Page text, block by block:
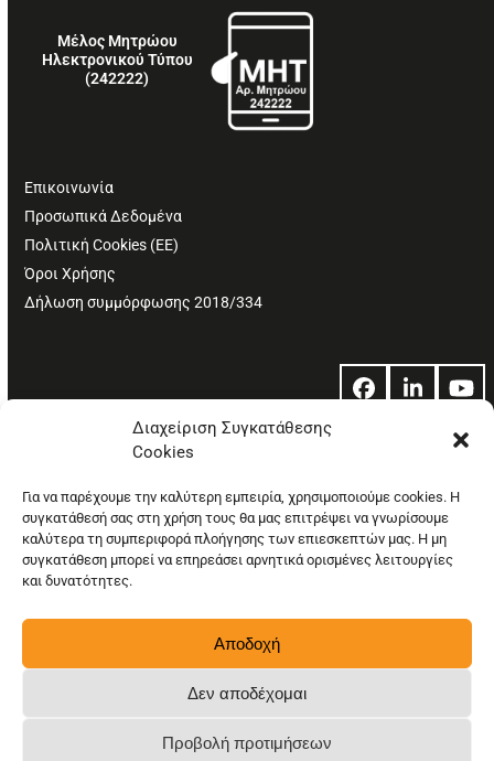
Διαχείριση Συγκατάθεσης
Cookies
Για να παρέχουμε την καλύτερη εμπειρία, χρησιμοποιούμε cookies. Η
συγκατάθεσή σας στη χρήση τους θα μας επιτρέψει να γνωρίσουμε
καλύτερα τη συμπεριφορά πλοήγησης των επιεσκεπτών μας. Η μη
συγκατάθεση μπορεί να επηρεάσει αρνητικά ορισμένες λειτουργίες
και δυνατότητες.
Αποδοχή
Δεν αποδέχομαι
Προβολή προτιμήσεων
Μέλος Μητρώου
Ηλεκτρονικού Τύπου
(242222)
Επικοινωνία
Προσωπικά Δεδομένα
Πολιτική Cookies (ΕΕ)
Όροι Χρήσης
Δήλωση συμμόρφωσης 2018/334
Facebook
LinkedIn
© Copyright: Ethos Media S.A.